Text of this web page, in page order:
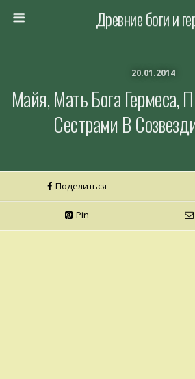
Древние боги и
20.01.2014
Майя, Мать Бога Гермеса,
Сестрами В
Поделиться
Pin